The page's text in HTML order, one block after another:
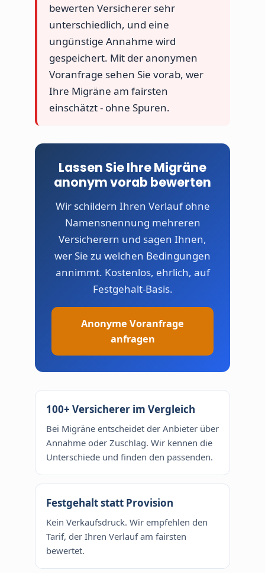
bewerten Versicherer sehr
unterschiedlich, und eine
ungünstige Annahme wird
gespeichert. Mit der anonymen
Voranfrage sehen Sie vorab, wer
Ihre Migräne am fairsten
einschätzt - ohne Spuren.
Lassen Sie Ihre Migräne
anonym vorab bewerten
Wir schildern Ihren Verlauf ohne
Namensnennung mehreren
Versicherern und sagen Ihnen,
wer Sie zu welchen Bedingungen
annimmt. Kostenlos, ehrlich, auf
Festgehalt-Basis.
Anonyme Voranfrage
anfragen
100+ Versicherer im Vergleich
Bei Migräne entscheidet der Anbieter über
Annahme oder Zuschlag. Wir kennen die
Unterschiede und finden den passenden.
Festgehalt statt Provision
Kein Verkaufsdruck. Wir empfehlen den
Tarif, der Ihren Verlauf am fairsten
bewertet.